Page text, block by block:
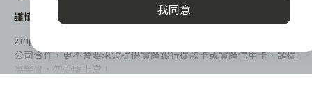
謹慎衡量自身財務狀況，理性理財最安心
zingala銀角零卡/仲信資融沒有代辦公司及代辦業務，也未與代辦
公司合作，更不會要求您提供實體銀行提款卡或實體信用卡，請提
高警覺，勿受騙上當！
我同意